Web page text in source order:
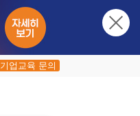
기업교육 문의